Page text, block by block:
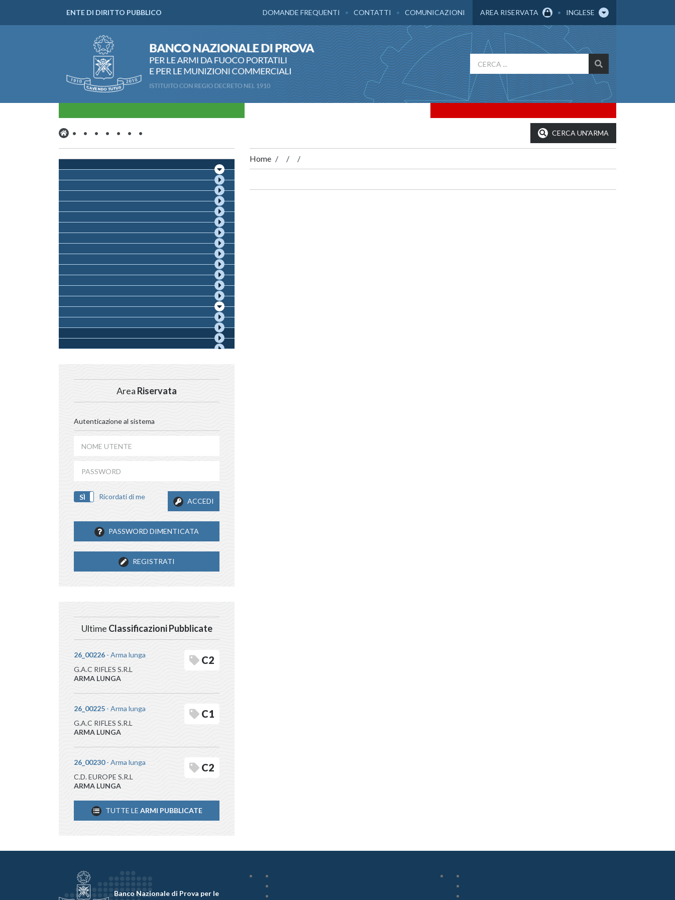
ENTE DI DIRITTO PUBBLICO AREA RISERVATA INGLESE
DOMANDE FREQUENTI CONTATTI COMUNICAZIONI
CERCA UN'ARMA
Area Riservata
Autenticazione al sistema
SÌ NO
Ricordati di me
ACCEDI
PASSWORD DIMENTICATA
REGISTRATI
Ultime Classificazioni Pubblicate
26_00226 - Arma lunga
G.A.C RIFLES S.R.L
ARMA LUNGA
C2
26_00225 - Arma lunga
G.A.C RIFLES S.R.L
ARMA LUNGA
C1
26_00230- Arma lunga
C.D. EUROPE S.R.L
ARMA LUNGA
C2
TUTTE LE ARMI PUBBLICATE
Home
Banco Nazionale di Prova per le